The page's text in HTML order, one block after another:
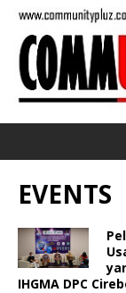
EVENTS
IHGMA DPC